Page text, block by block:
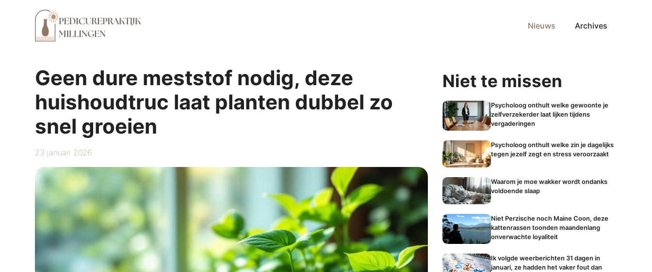
Nieuws Archives
Geen dure meststof nodig, deze
huishoudtruc laat planten dubbel zo
snel groeien
23 januari 2026
Niet te missen
Psycholoog onthult welke gewoonte je
zelfverzekerder laat lijken tijdens
vergaderingen
Psycholoog onthult welke zin je dagelijks
tegen jezelf zegt en stress veroorzaakt
Waarom je moe wakker wordt ondanks
voldoende slaap
Niet Perzische noch Maine Coon, deze
kattenrassen toonden maandenlang
onverwachte loyaliteit
Ik volgde weerberichten 31 dagen in
januari, ze hadden het vaker fout dan